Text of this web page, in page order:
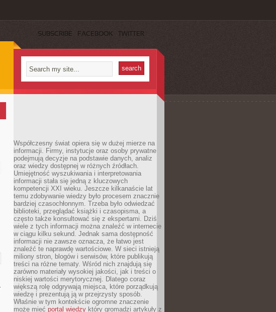
SUBSCRIBE FACEBOOK TWITTER
Współczesny świat opiera się w dużej mierze na
informacji. Firmy, instytucje oraz osoby prywatne
podejmują decyzje na podstawie danych, analiz
oraz wiedzy dostępnej w różnych źródłach.
Umiejętność wyszukiwania i interpretowania
informacji stała się jedną z kluczowych
kompetencji XXI wieku. Jeszcze kilkanaście lat
temu zdobywanie wiedzy było procesem znacznie
bardziej czasochłonnym. Trzeba było odwiedzać
biblioteki, przeglądać książki i czasopisma, a
często także konsultować się z ekspertami. Dziś
wiele z tych informacji można znaleźć w internecie
w ciągu kilku sekund. Jednak sama dostępność
informacji nie zawsze oznacza, że łatwo jest
znaleźć te naprawdę wartościowe. W sieci istnieją
miliony stron, blogów i serwisów, które publikują
treści na różne tematy. Wśród nich znajdują się
zarówno materiały wysokiej jakości, jak i treści o
niskiej wartości merytorycznej. Dlatego coraz
większą rolę odgrywają miejsca, które porządkują
wiedzę i prezentują ją w przejrzysty sposób.
Właśnie w tym kontekście ogromne znaczenie
może mieć portal wiedzy który gromadzi artykuły z